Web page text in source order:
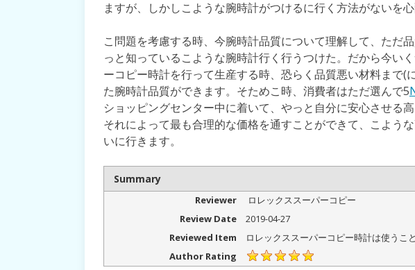
ますが、しかしこような腕時計がつけるに行く方法がないを心
こ問題を考慮する時、今腕時計品質について理解して、ただ
っと知っているこような腕時計行く行うつけた。だから今い
ーコピー時計を行って生産する時、恐らく品質悪い材料まで(
た腕時計品質ができます。そためこ時、消費者はただ選んで5
ショッピングセンター中に着いて、やっと自分に安心させる
それによって最も合理的な価格を通すことができて、こよう
いに行きます。
Summary
Reviewer
ロレックススーパーコピー
Review Date
2019-04-27
Reviewed Item
ロレックススーパーコピー時計は使うこ
Author Rating